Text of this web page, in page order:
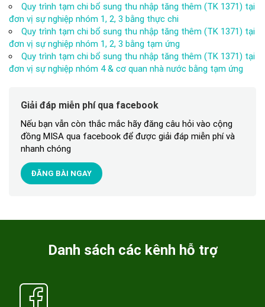
Quy trình tạm chi bổ sung thu nhập tăng thêm (TK 1371) tại
đơn vị sự nghiệp nhóm 1, 2, 3 bằng thực chi
Quy trình tạm chi bổ sung thu nhập tăng thêm (TK 1371) tại
đơn vị sự nghiệp nhóm 1, 2, 3 bằng tạm ứng
Quy trình tạm chi bổ sung thu nhập tăng thêm (TK 1371) tại
đơn vị sự nghiệp nhóm 4 & cơ quan nhà nước bằng tạm ứng
Giải đáp miễn phí qua facebook
Nếu bạn vẫn còn thắc mắc hãy đăng câu hỏi vào cộng
đồng MISA qua facebook để được giải đáp miễn phí và
nhanh chóng
ĐĂNG BÀI NGAY
Danh sách các kênh hỗ trợ